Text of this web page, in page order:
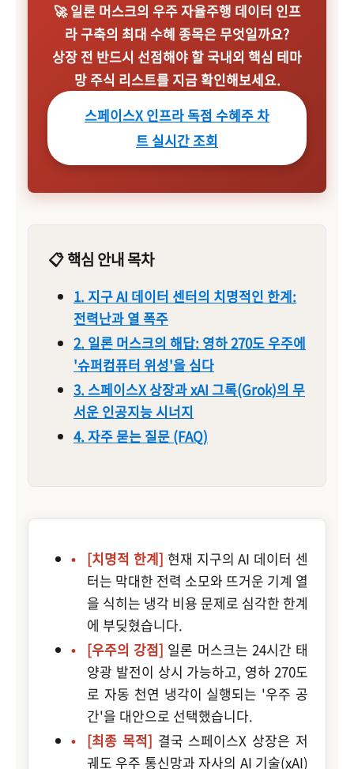
🚀 일론 머스크의 우주 자율주행 데이터 인프
라 구축의 최대 수혜 종목은 무엇일까요?
상장 전 반드시 선점해야 할 국내외 핵심 테마
망 주식 리스트를 지금 확인해보세요.
스페이스X 인프라 독점 수혜주 차
트 실시간 조회
📋 핵심 안내 목차
1. 지구 AI 데이터 센터의 치명적인 한계:
전력난과 열 폭주
2. 일론 머스크의 해답: 영하 270도 우주에
'슈퍼컴퓨터 위성'을 심다
3. 스페이스X 상장과 xAI 그록(Grok)의 무
서운 인공지능 시너지
4. 자주 묻는 질문 (FAQ)
[치명적 한계] 현재 지구의 AI 데이터 센
터는 막대한 전력 소모와 뜨거운 기계 열
을 식히는 냉각 비용 문제로 심각한 한계
에 부딪혔습니다.
[우주의 강점] 일론 머스크는 24시간 태
양광 발전이 상시 가능하고, 영하 270도
로 자동 천연 냉각이 실행되는 '우주 공
간'을 대안으로 선택했습니다.
[최종 목적] 결국 스페이스X 상장은 저
궤도 우주 통신망과 자사의 AI 기술(xAI)